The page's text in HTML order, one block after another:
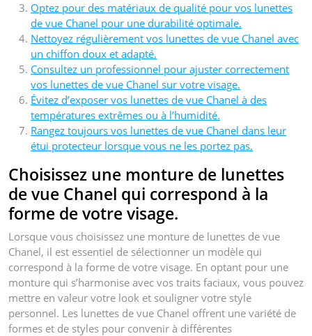
Optez pour des matériaux de qualité pour vos lunettes
de vue Chanel pour une durabilité optimale.
Nettoyez régulièrement vos lunettes de vue Chanel avec
un chiffon doux et adapté.
Consultez un professionnel pour ajuster correctement
vos lunettes de vue Chanel sur votre visage.
Évitez d’exposer vos lunettes de vue Chanel à des
températures extrêmes ou à l’humidité.
Rangez toujours vos lunettes de vue Chanel dans leur
étui protecteur lorsque vous ne les portez pas.
Choisissez une monture de lunettes
de vue Chanel qui correspond à la
forme de votre visage.
Lorsque vous choisissez une monture de lunettes de vue
Chanel, il est essentiel de sélectionner un modèle qui
correspond à la forme de votre visage. En optant pour une
monture qui s’harmonise avec vos traits faciaux, vous pouvez
mettre en valeur votre look et souligner votre style
personnel. Les lunettes de vue Chanel offrent une variété de
formes et de styles pour convenir à différentes